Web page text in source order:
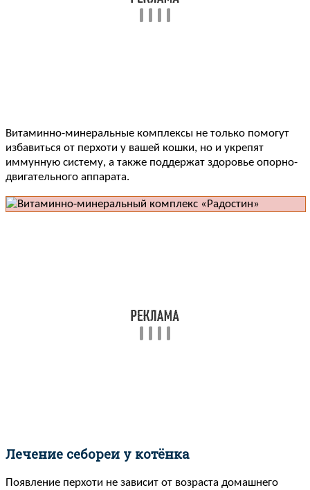
Витаминно-минеральные комплексы не только помогут
избавиться от перхоти у вашей кошки, но и укрепят
иммунную систему, а также поддержат здоровье опорно-
двигательного аппарата.
Лечение себореи у котёнка
Появление перхоти не зависит от возраста домашнего